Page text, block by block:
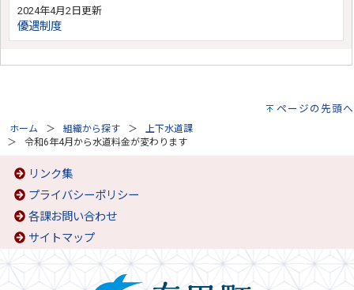
2024年4月2日更新
優遇制度
ページの先頭へ
ホーム 組織から探す
上下水道課
令和6年4月から水道料金が変わります
リンク集
プライバシーポリシー
各課お問い合わせ
サイトマップ